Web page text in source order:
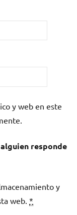
y web en este
responde
y
web. *